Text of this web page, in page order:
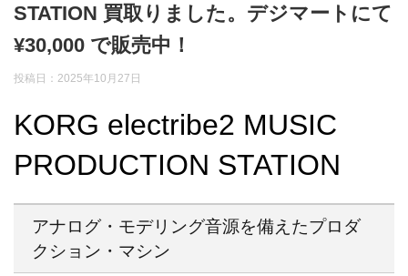
STATION 買取りました。デジマートにて
¥30,000 で販売中！
投稿日： 2025年10月27日
KORG electribe2 MUSIC
PRODUCTION STATION
アナログ・モデリング音源を備えたプロダ
クション・マシン